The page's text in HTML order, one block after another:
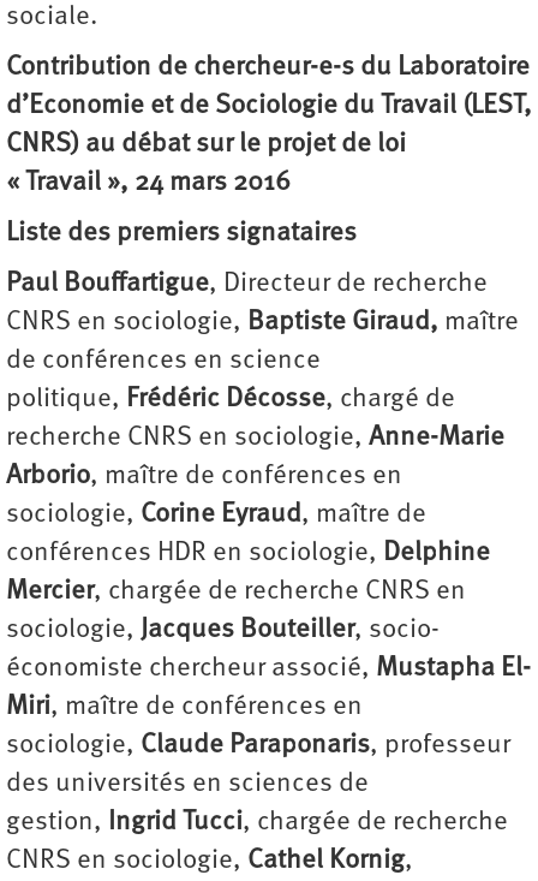
sociale.
Contribution de chercheur-e-s du Laboratoire
d’Economie et de Sociologie du Travail (LEST,
CNRS) au débat sur le projet de loi
« Travail », 24 mars 2016
Liste des premiers signataires
Paul Bouffartigue, Directeur de recherche
CNRS en sociologie, Baptiste Giraud, maître
de conférences en science
politique, Frédéric Décosse, chargé de
recherche CNRS en sociologie, Anne-Marie
Arborio, maître de conférences en
sociologie, Corine Eyraud, maître de
conférences HDR en sociologie, Delphine
Mercier, chargée de recherche CNRS en
sociologie, Jacques Bouteiller, socio-
économiste chercheur associé, Mustapha El-
Miri, maître de conférences en
sociologie, Claude Paraponaris, professeur
des universités en sciences de
gestion, Ingrid Tucci, chargée de recherche
CNRS en sociologie, Cathel Kornig,